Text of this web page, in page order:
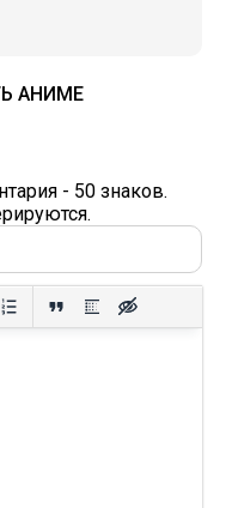
АНИМЕ
- 50 знаков.